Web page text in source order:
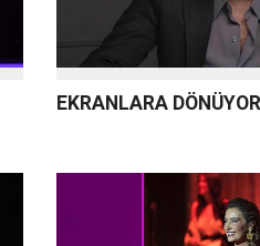
EKRANLARA DÖNÜYOR